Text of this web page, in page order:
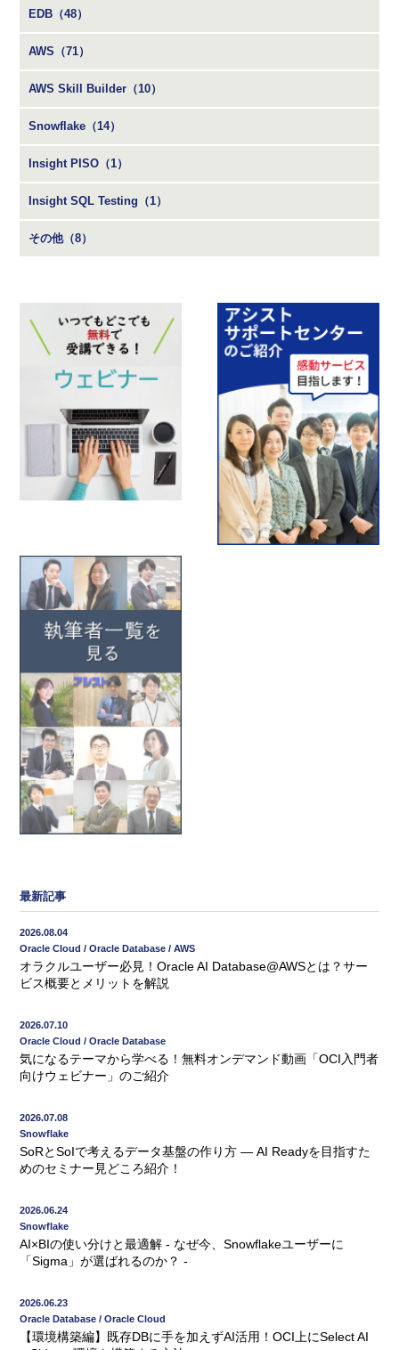
EDB（48）
AWS（71）
AWS Skill Builder（10）
Snowflake（14）
Insight PISO（1）
Insight SQL Testing（1）
その他（8）
最新記事
2026.08.04
Oracle Cloud / Oracle Database / AWS
オラクルユーザー必見！Oracle AI Database@AWSとは？サー
ビス概要とメリットを解説
2026.07.10
Oracle Cloud / Oracle Database
気になるテーマから学べる！無料オンデマンド動画「OCI入門者
向けウェビナー」のご紹介
2026.07.08
Snowflake
SoRとSoIで考えるデータ基盤の作り方 ― AI Readyを目指すた
めのセミナー見どころ紹介！
2026.06.24
Snowflake
AI×BIの使い分けと最適解 - なぜ今、Snowflakeユーザーに
「Sigma」が選ばれるのか？ -
2026.06.23
Oracle Database / Oracle Cloud
【環境構築編】既存DBに手を加えずAI活用！OCI上にSelect AI